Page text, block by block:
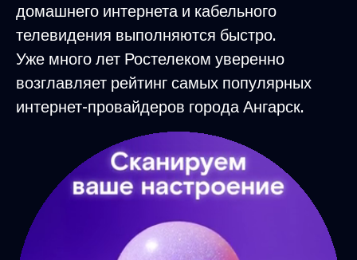
домашнего интернета и кабельного
телевидения выполняются быстро.
Уже много лет Ростелеком уверенно
возглавляет рейтинг самых популярных
интернет-провайдеров города Ангарск.